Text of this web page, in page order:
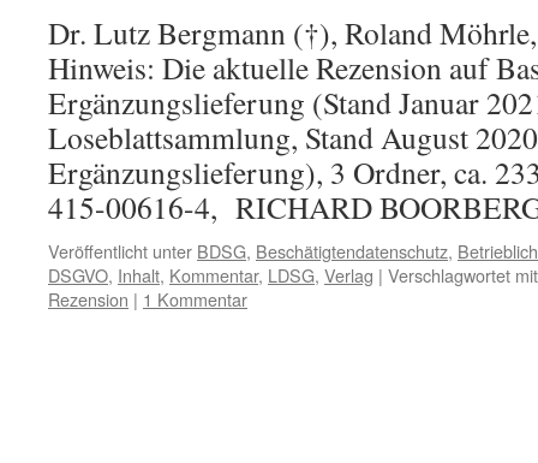
Dr. Lutz Bergmann (†), Roland
Hinweis: Die aktuelle Rezension auf
Ergänzungslieferung (Stand Januar
Loseblattsammlung, Stand August
Ergänzungslieferung), 3 Ordner, ca.
415-00616-4, RICHARD
Veröffentlicht unter BDSG, Beschätigtendatenschutz,
DSGVO, Inhalt, Kommentar, LDSG, Verlag | Verschlagwortet mit
Rezension | 1 Kommentar